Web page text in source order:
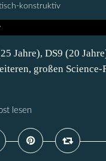
konstruktiv
Jahre), DS9 (20
großen
lesen